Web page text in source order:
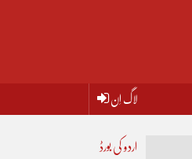
لاگ اِن
اردو کی بورڈ